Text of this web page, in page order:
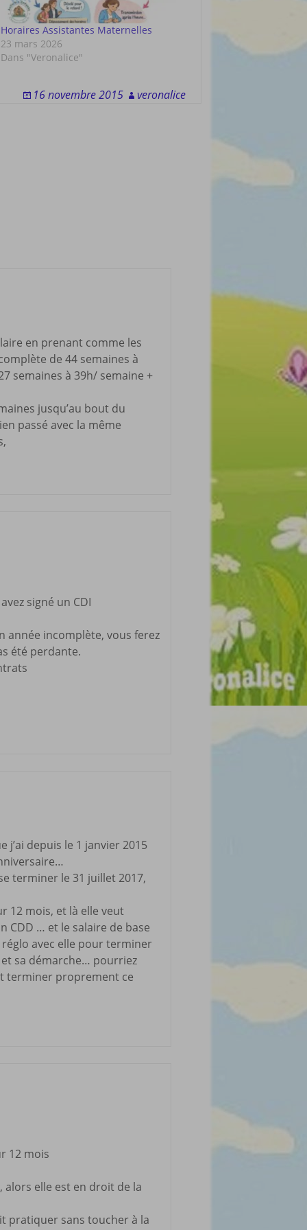
Horaires Assistantes Maternelles
23 mars 2026
Dans "Veronalice"
16 novembre 2015 veronalice
en prenant comme les
de 44 semaines à
semaines à 39h/ semaine +
jusqu’au bout du
passé avec la même
signé un CDI
année incomplète, vous ferez
été perdante.
j’ai depuis le 1 janvier 2015
terminer le 31 juillet 2017,
12 mois, et là elle veut
CDD … et le salaire de base
avec elle pour terminer
sa démarche… pourriez
terminer proprement ce
12 mois
elle est en droit de la
pratiquer sans toucher à la